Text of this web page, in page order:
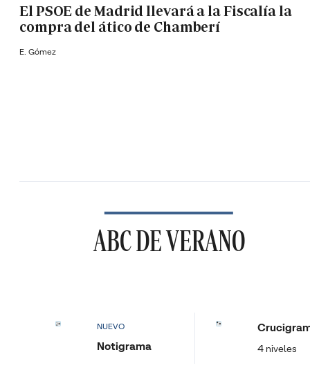
El PSOE de Madrid llevará a la Fiscalía la
compra del ático de Chamberí
E. Gómez
ABC DE VERANO
NUEVO
Notigrama 4 niveles